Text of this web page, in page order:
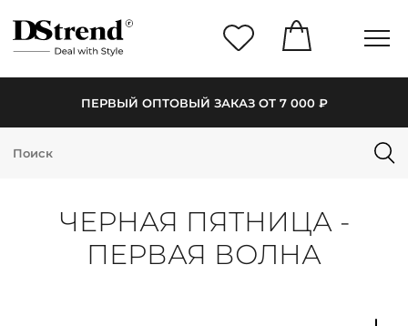
ПЕРВЫЙ ОПТОВЫЙ ЗАКАЗ ОТ 7 000 ₽
КАТАЛОГ
НОВИНКИ
ЧЕРНАЯ ПЯТНИЦА -
ПЕРВАЯ ВОЛНА